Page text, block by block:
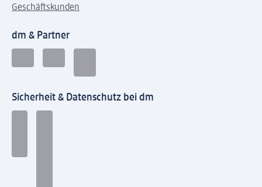
Geschäftskunden
dm & Partner
Sicherheit & Datenschutz bei dm